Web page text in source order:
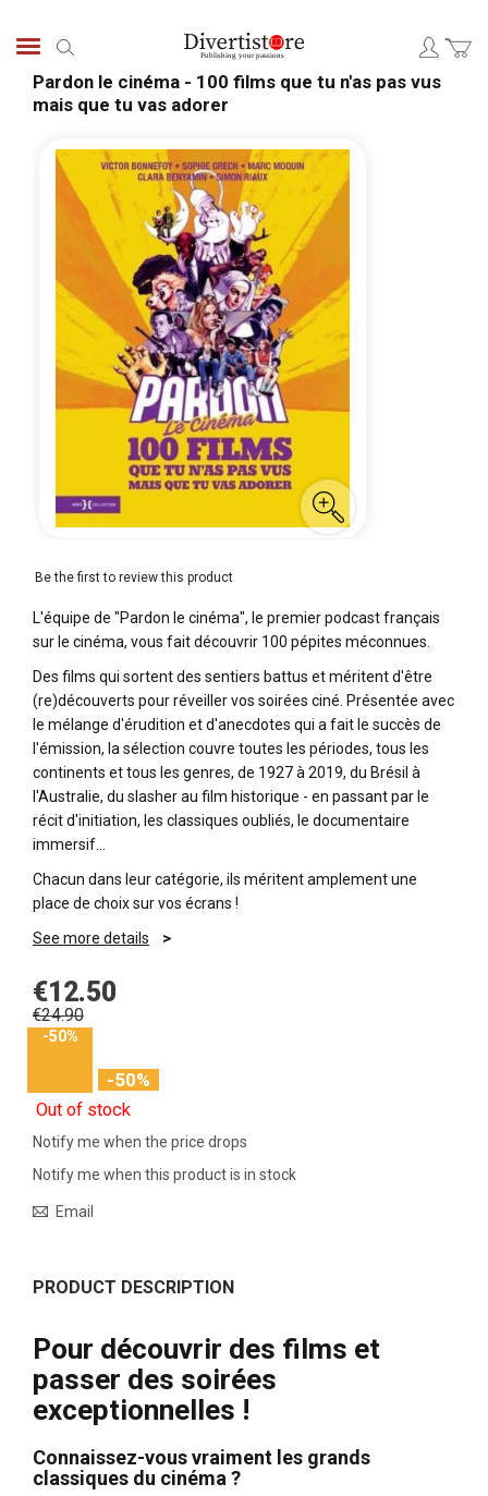
Pardon le cinéma - 100 films que tu n'as pas vus
mais que tu vas adorer
gallery
Be the first to review this product
L'équipe de "Pardon le cinéma", le premier podcast français
sur le cinéma, vous fait découvrir 100 pépites méconnues.
Des films qui sortent des sentiers battus et méritent d'être
(re)découverts pour réveiller vos soirées ciné. Présentée avec
le mélange d'érudition et d'anecdotes qui a fait le succès de
l'émission, la sélection couvre toutes les périodes, tous les
continents et tous les genres, de 1927 à 2019, du Brésil à
l'Australie, du slasher au film historique - en passant par le
récit d'initiation, les classiques oubliés, le documentaire
immersif...
Chacun dans leur catégorie, ils méritent amplement une
place de choix sur vos écrans !
See more details
€12.50
€24.90
-50%
-50%
Out of stock
Notify me when the price drops
Notify me when this product is in stock
Email
PRODUCT DESCRIPTION
Pour découvrir des films et
passer des soirées
exceptionnelles !
Connaissez-vous vraiment les grands
classiques du cinéma ?